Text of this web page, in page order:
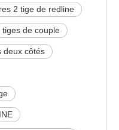
2 tige de redline
tiges de couple
deux côtés